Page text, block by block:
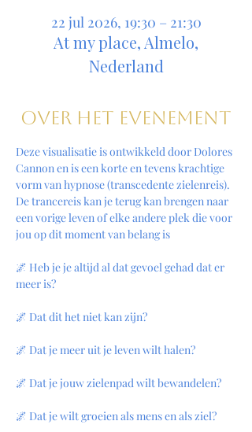
22 jul 2026, 19:30 – 21:30
At my place, Almelo,
Nederland
Over het evenement
Deze visualisatie is ontwikkeld door Dolores
Cannon en is een korte en tevens krachtige
vorm van hypnose (transcedente zielenreis).
De trancereis kan je terug kan brengen naar
een vorige leven of elke andere plek die voor
jou op dit moment van belang is
🌌 Heb je je altijd al dat gevoel gehad dat er
meer is?
🌌 Dat dit het niet kan zijn?
🌌 Dat je meer uit je leven wilt halen?
🌌 Dat je jouw zielenpad wilt bewandelen?
🌌 Dat je wilt groeien als mens en als ziel?